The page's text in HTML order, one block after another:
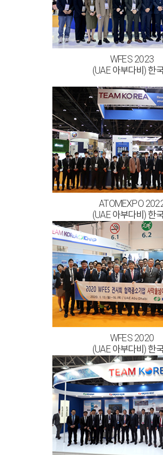
WFES 2023
(UAE 아부다비) 한
ATOMEXPO
(UAE 아부다비) 한
WFES 2020
(UAE 아부다비) 한